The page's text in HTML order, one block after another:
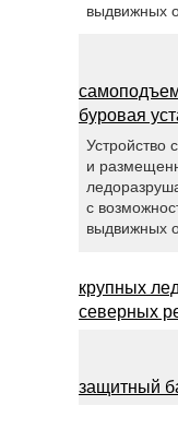
выдвижных
буровая
Устройство
и
с
выдвижных
крупных
северных
защитный